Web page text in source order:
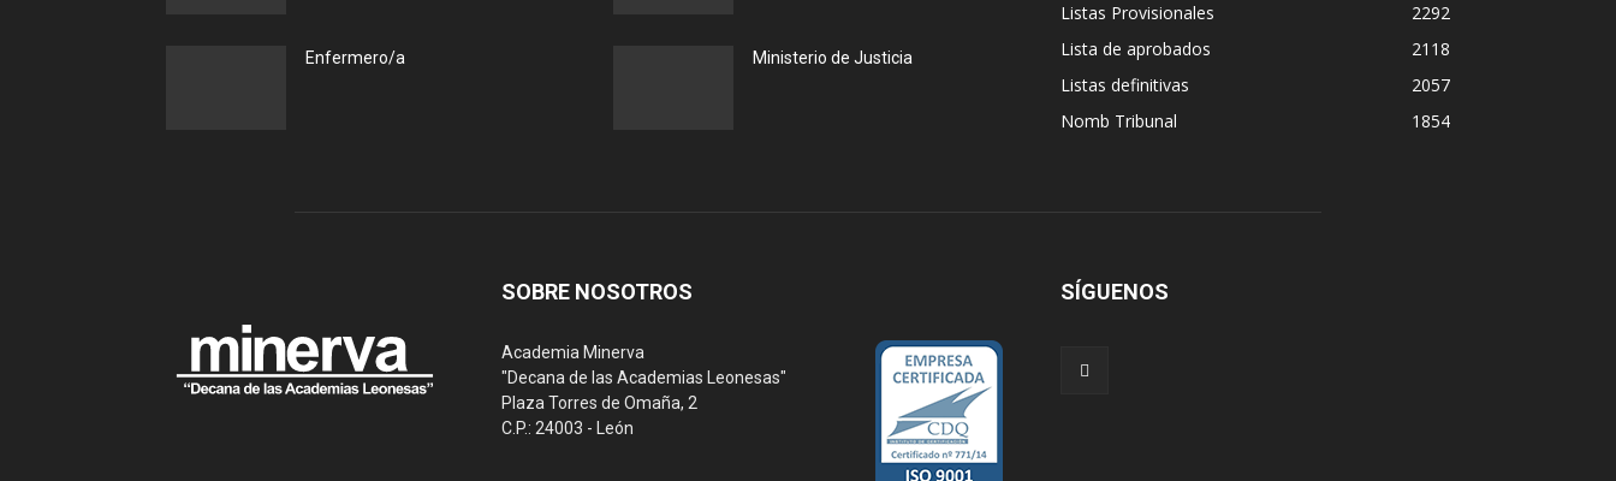
Enfermero/a Ministerio de Justicia
Listas Provisionales
2292
Lista de aprobados
2118
Listas definitivas
2057
Nomb Tribunal
1854
SOBRE NOSOTROS
Academia Minerva
"Decana de las Academias Leonesas"
Plaza Torres de Omaña, 2
C.P.: 24003 - León
SÍGUENOS